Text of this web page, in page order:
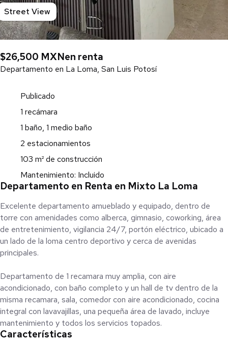
Street View
$26,500 MXNen renta
Departamento en La Loma, San Luis Potosí
Publicado
1 recámara
1 baño, 1 medio baño
2 estacionamientos
103 m² de construcción
Mantenimiento: Incluido
Departamento en Renta en Mixto La Loma
Excelente departamento amueblado y equipado, dentro de
torre con amenidades como alberca, gimnasio, coworking, área
de entretenimiento, vigilancia 24/7, portón eléctrico, ubicado a
un lado de la loma centro deportivo y cerca de avenidas
principales.
Departamento de 1 recamara muy amplia, con aire
acondicionado, con baño completo y un hall de tv dentro de la
misma recamara, sala, comedor con aire acondicionado, cocina
integral con lavavajillas, una pequeña área de lavado, incluye
mantenimiento y todos los servicios topados.
Características